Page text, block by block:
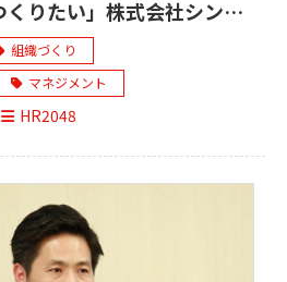
りたい」株式会社シンク
組織づくり
マネジメント
HR2048